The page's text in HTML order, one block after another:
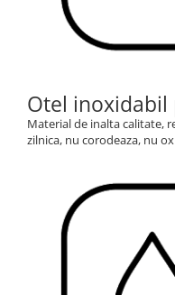
Otel
Material de inalta calitate,
zilnica, nu corodeaza, nu